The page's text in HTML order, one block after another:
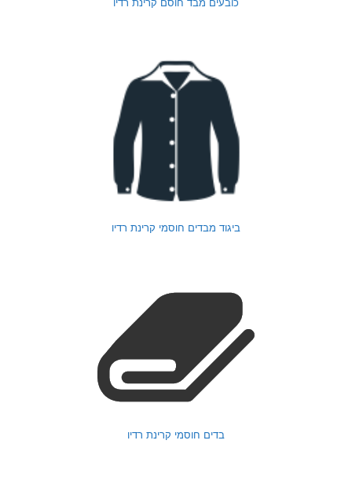
כובעים מבד חוסם קרינת רדיו
ביגוד מבדים חוסמי קרינת רדיו
בדים חוסמי קרינת רדיו